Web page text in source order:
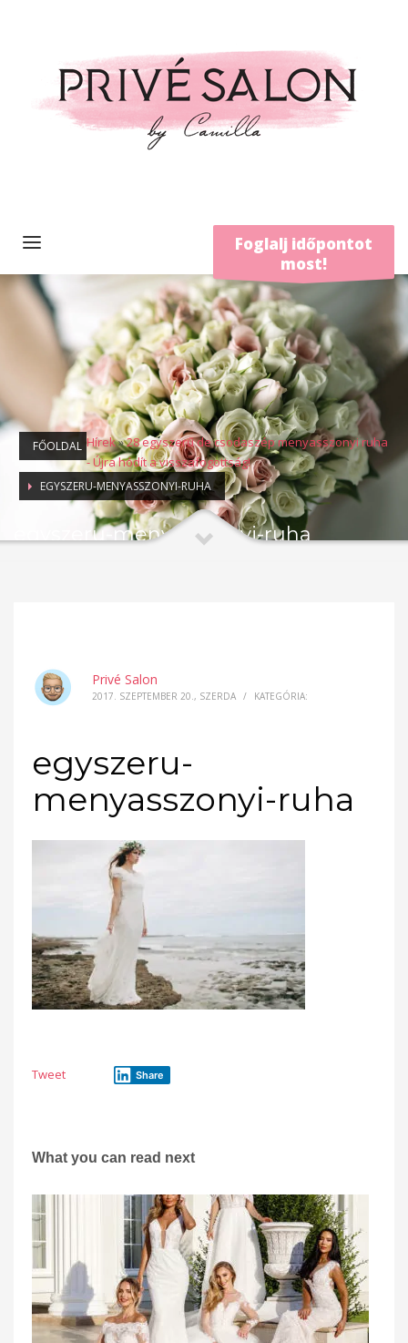
Foglalj időpontot
most!
FŐOLDAL Hírek»28 egyszerű de csodaszép menyasszonyi ruha
- Újra hódít a visszafogottság!
EGYSZERU-MENYASSZONYI-RUHA
egyszeru-menyasszonyi-ruha
Privé Salon
2017. SZEPTEMBER 20., SZERDA / KATEGÓRIA:
egyszeru-
menyasszonyi-ruha
Tweet Share
What you can read next